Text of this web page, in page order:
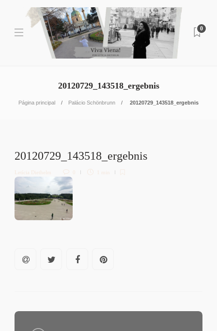
0
20120729_143518_ergebnis
Página principal Palácio Schönbrunn 20120729_143518_ergebnis
20120729_143518_ergebnis
Letícia Diethelm 0 1 min